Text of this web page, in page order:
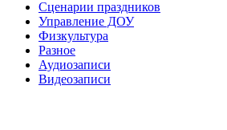
Сценарии праздников
Управление ДОУ
Физкультура
Разное
Аудиозаписи
Видеозаписи